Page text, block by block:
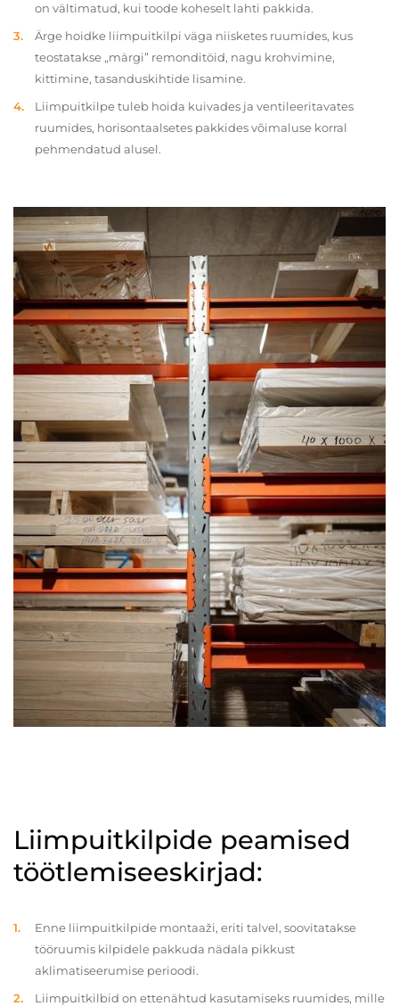
on vältimatud, kui toode koheselt lahti pakkida.
Ärge hoidke liimpuitkilpi väga niisketes ruumides, kus
teostatakse „märgi” remonditöid, nagu krohvimine,
kittimine, tasanduskihtide lisamine.
Liimpuitkilpe tuleb hoida kuivades ja ventileeritavates
ruumides, horisontaalsetes pakkides võimaluse korral
pehmendatud alusel.
Liimpuitkilpide peamised
töötlemiseeskirjad:
Enne liimpuitkilpide montaaži, eriti talvel, soovitatakse
tööruumis kilpidele pakkuda nädala pikkust
aklimatiseerumise perioodi.
Liimpuitkilbid on ettenähtud kasutamiseks ruumides, mille